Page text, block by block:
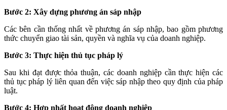
Bước 2: Xây dựng phương án sáp nhập
Các bên cần thống nhất về phương án sáp nhập, bao gồm phương
thức chuyển giao tài sản, quyền và nghĩa vụ của doanh nghiệp.
Bước 3: Thực hiện thủ tục pháp lý
Sau khi đạt được thỏa thuận, các doanh nghiệp cần thực hiện các
thủ tục pháp lý liên quan đến việc sáp nhập theo quy định của pháp
luật.
Bước 4: Hợp nhất hoạt động doanh nghiệp